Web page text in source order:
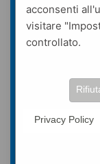
acconsenti
visitare
controllato.
Privacy Policy